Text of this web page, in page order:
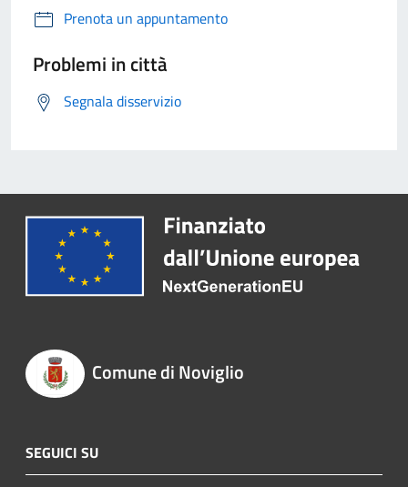
Prenota un appuntamento
Problemi in città
Segnala disservizio
Comune di Noviglio
SEGUICI SU